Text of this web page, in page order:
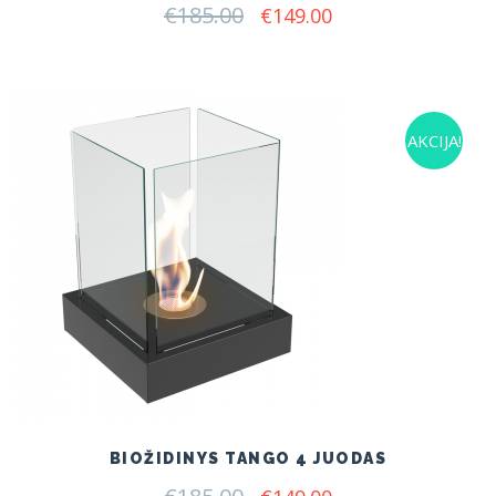
€185.00 Original
€149.00Current
AKCIJA!
BIOŽIDINYS TANGO 4 JUODAS